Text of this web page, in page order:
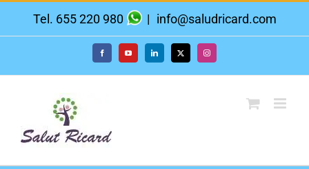
Tel. 655 220 980 | info@saludricard.com
FacebookYouTube LinkedIn X Instagram